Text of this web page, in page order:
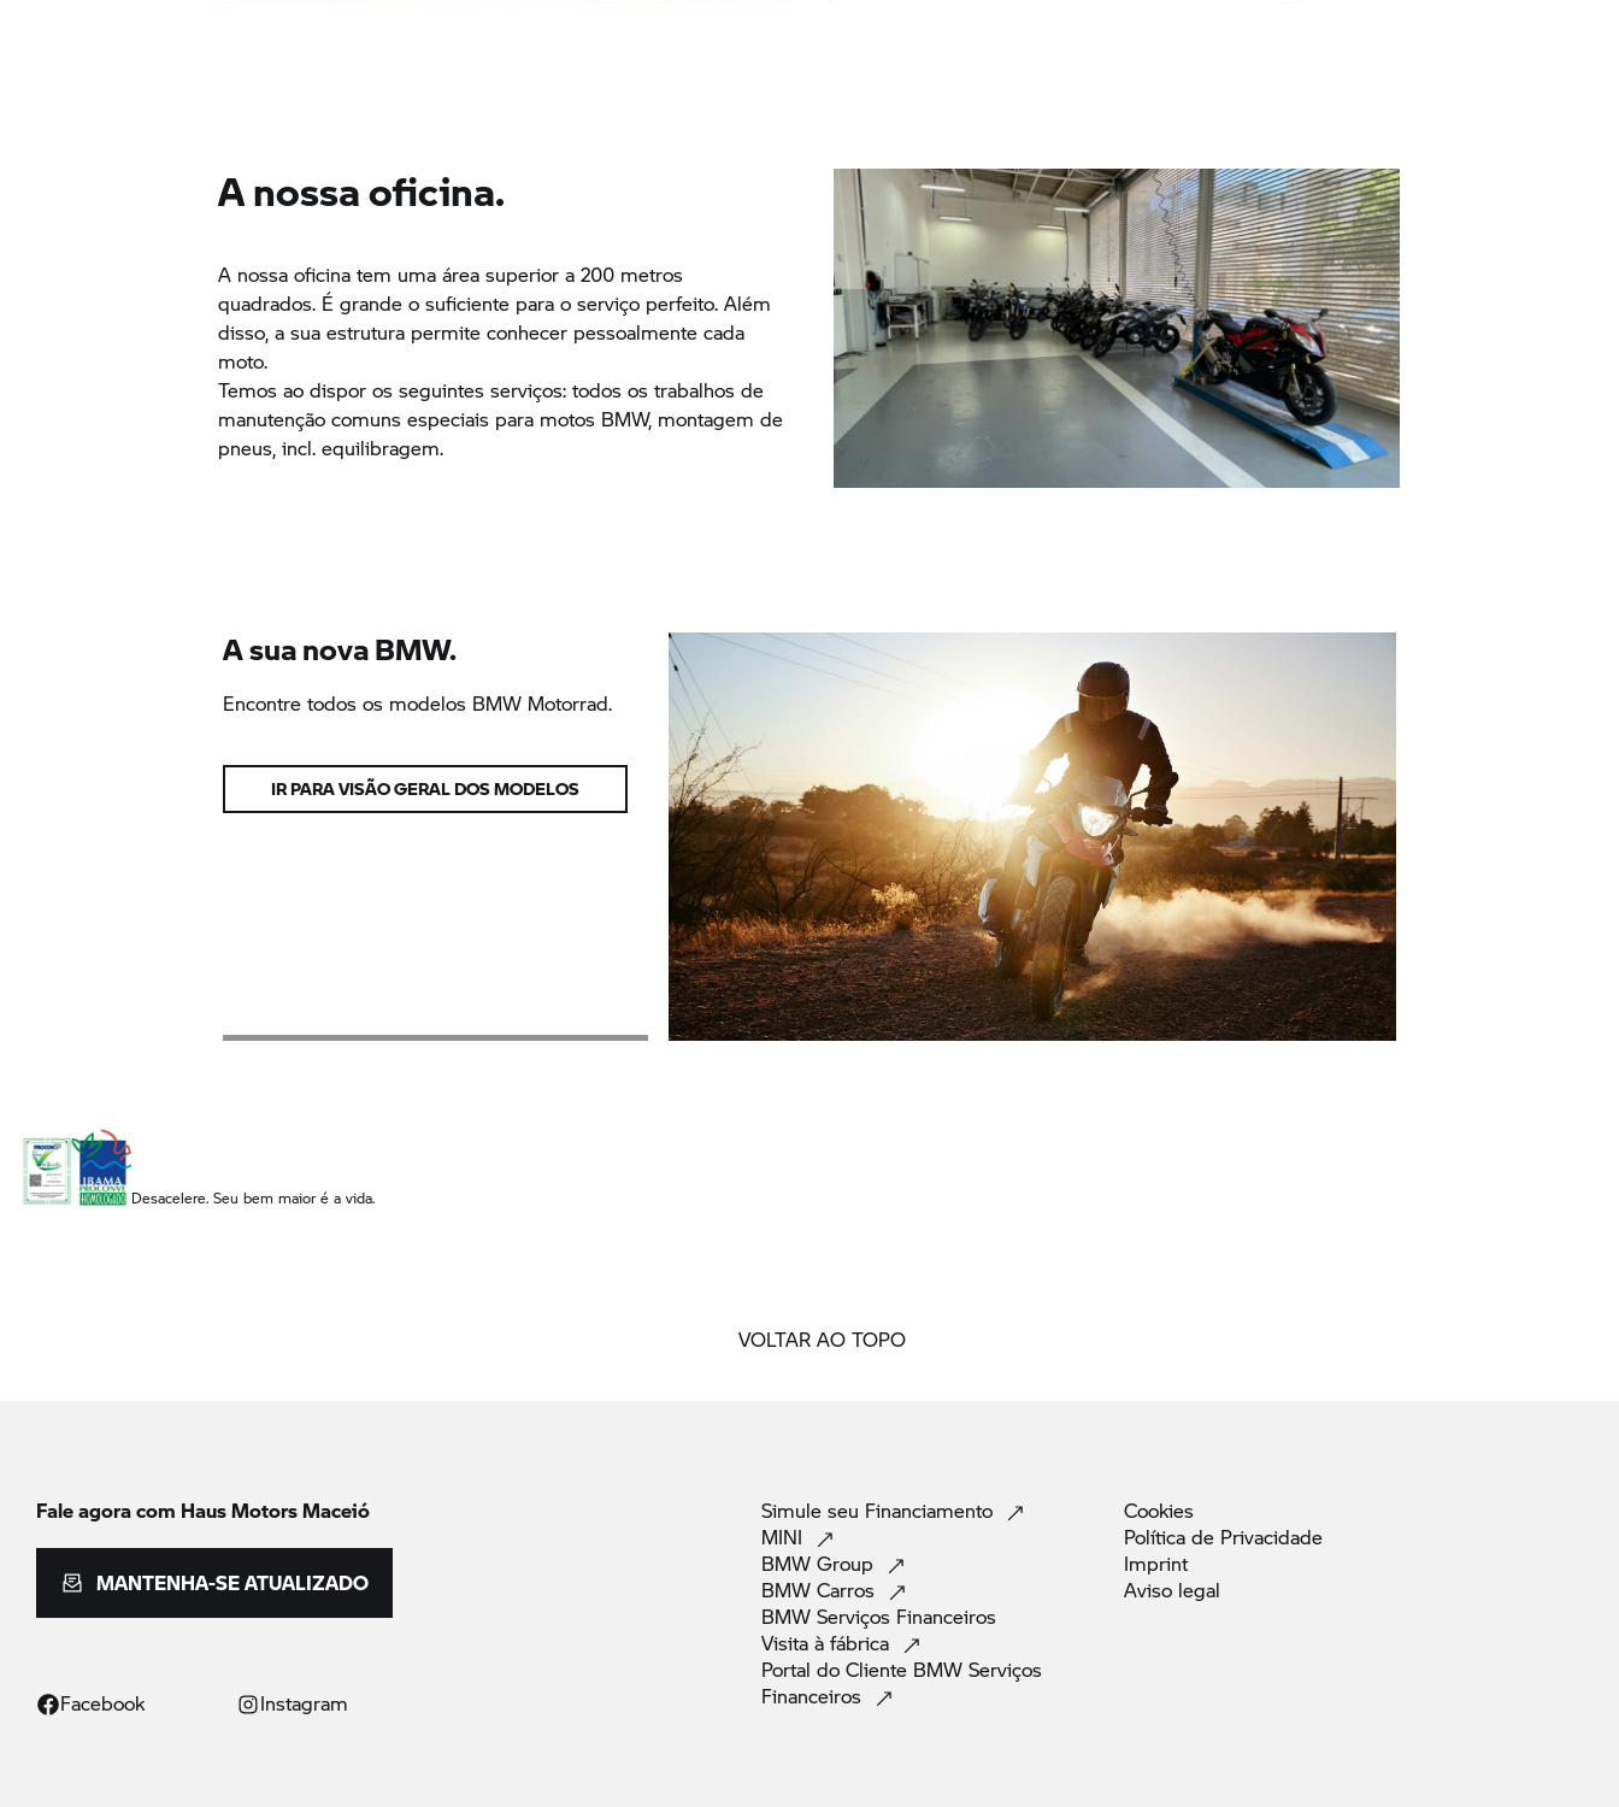
A nossa oficina.
A nossa oficina tem uma área superior a 200 metros
quadrados. É grande o suficiente para o serviço perfeito. Além
disso, a sua estrutura permite conhecer pessoalmente cada
moto.
Temos ao dispor os seguintes serviços: todos os trabalhos de
manutenção comuns especiais para motos BMW, montagem de
pneus, incl. equilibragem.
A sua nova BMW.
Encontre todos os modelos BMW Motorrad.
IR PARA VISÃO GERAL DOS MODELOS
Desacelere. Seu bem maior é a vida.
VOLTAR AO TOPO
Fale agora com Haus Motors Maceió
MANTENHA-SE ATUALIZADO
Facebook Instagram
Simule seu Financiamento
MINI
BMW Group
BMW Carros
BMW Serviços Financeiros
Visita à fábrica
Portal do Cliente BMW Serviços
Financeiros
Cookies
Política de Privacidade
Imprint
Aviso legal